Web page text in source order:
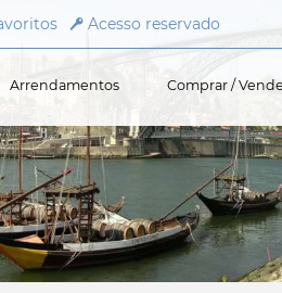
Acesso reservado
Arrendamentos Comprar /